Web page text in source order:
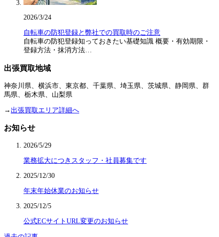
2026/3/24
自転車の防犯登録と弊社での買取時のご注意
自転車の防犯登録知っておきたい基礎知識 概要・有効期限・
登録方法・抹消方法…
出張買取地域
神奈川県、横浜市、東京都、千葉県、埼玉県、茨城県、静岡県、群
馬県、栃木県、山梨県
→ 出張買取エリア詳細へ
お知らせ
2026/5/29
業務拡大につきスタッフ・社員募集です
2025/12/30
年末年始休業のお知らせ
2025/12/5
公式ECサイトURL変更のお知らせ